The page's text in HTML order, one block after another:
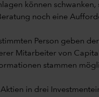
können
noch eine
Person geben
Mitarbeiter von
stammen
in drei